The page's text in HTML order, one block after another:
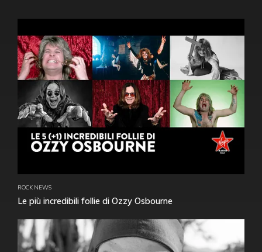
ROCK NEWS
Le più incredibili follie di Ozzy Osbourne